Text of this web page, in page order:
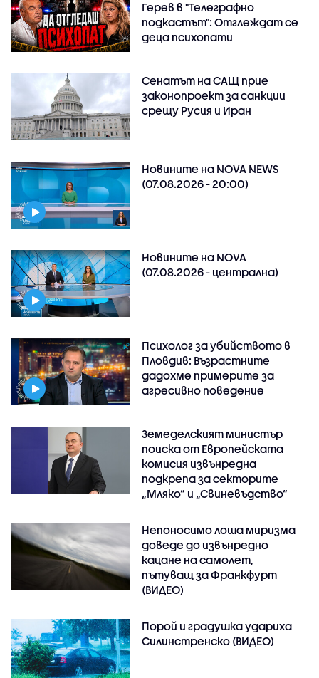
Герев в "Телеграфно
подкастът": Отглеждат се
деца психопати
Сенатът на САЩ прие
законопроект за санкции
срещу Русия и Иран
Новините на NOVA NEWS
(07.08.2026 - 20:00)
Новините на NOVA
(07.08.2026 - централна)
Психолог за убийството в
Пловдив: Възрастните
дадохме примерите за
агресивно поведение
Земеделският министър
поиска от Европейската
комисия извънредна
подкрепа за секторите
„Мляко“ и „Свиневъдство“
Непоносимо лоша миризма
доведе до извънредно
кацане на самолет,
пътуващ за Франкфурт
(ВИДЕО)
Порой и градушка удариха
Силинстренско (ВИДЕО)